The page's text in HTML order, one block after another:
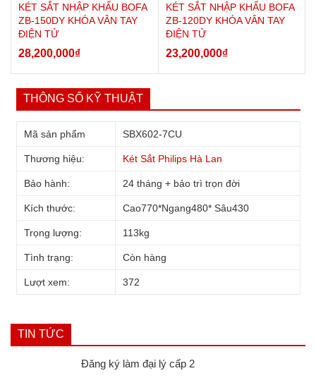
2. Ưu điểm nổi bật Két Sắt Philips
SBX602-5CU
Đa dạng cách thức sử dụng
KÉT SẮT NHẬP KHẨU BOFA
ZB-150DY KHÓA VÂN TAY
ĐIỆN TỬ
28,200,000₫
KÉT SẮT NHẬP KHẨU BOFA
ZB-120DY KHÓA VÂN TAY
ĐIỆN TỬ
23,200,000₫
THÔNG SỐ KỸ THUẬT
Mã sản phẩm SBX602-7CU
Thương hiệu: Két Sắt Philips Hà Lan
Bảo hành: 24 tháng + bảo trì trọn đời
Kích thước: Cao770*Ngang480* Sâu430
Trọng lượng: 113kg
Tình trạng: Còn hàng
Lượt xem: 372
TIN TỨC
Đăng ký làm đại lý cấp 2